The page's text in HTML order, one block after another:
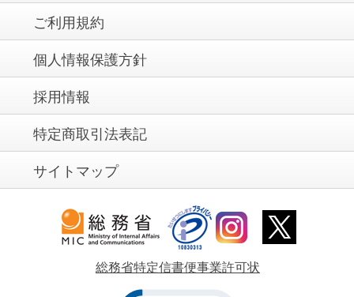
ご利用規約
個人情報保護方針
採用情報
特定商取引法表記
サイトマップ
総務省特定信書便事業許可状